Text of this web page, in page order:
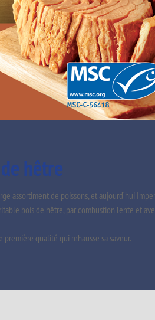
hêtre
assortiment de poissons, et aujourd’hui
bois de hêtre, par combustion lente et
qualité qui rehausse sa saveur.